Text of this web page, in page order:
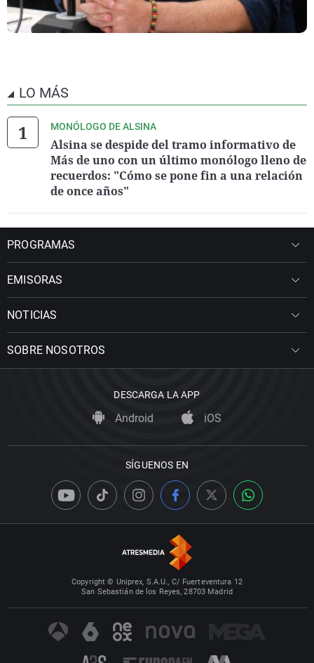
LO MÁS
MONÓLOGO DE ALSINA
Alsina se despide del tramo informativo de
Más de uno con un último monólogo lleno de
recuerdos: "Cómo se pone fin a una relación
de once años"
PROGRAMAS
EMISORAS
NOTICIAS
SOBRE NOSOTROS
DESCARGA LA APP
Android iOS
SÍGUENOS EN
Copyright © Uniprex, S.A.U., C/ Fuerteventura 12
San Sebastián de los Reyes, 28703 Madrid